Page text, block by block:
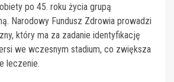
po 45. roku życia grupą
Narodowy Fundusz Zdrowia prowadzi
który ma za zadanie identyfikację
we wczesnym stadium, co zwiększa
leczenie.